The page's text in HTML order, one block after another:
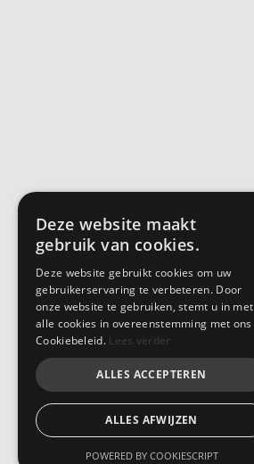
Deze website maakt
gebruik van cookies.
Deze website gebruikt cookies om uw
gebruikerservaring te verbeteren. Door
onze website te gebruiken, stemt u in met
alle cookies in overeenstemming met ons
Cookiebeleid. Lees verder
ALLES ACCEPTEREN
ALLES AFWIJZEN
POWERED BY COOKIESCRIPT